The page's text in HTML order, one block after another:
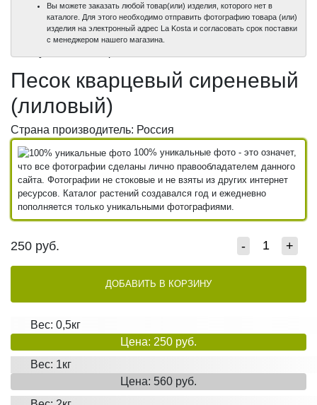
100%
Вы можете заказать любой товар(или) изделия, которого нет в
каталоге. Для этого необходимо отправить фотографию товара (или)
изделия на электронный адрес La Kosta и согласовать срок поставки
с менеджером нашего магазина.
Песок кварцевый сиреневый
(лиловый)
Страна производитель: Россия
100% уникальные фото - это означет,
что все фотографии сделаны лично правообладателем данного
сайта. Фотографии не стоковые и не взяты из других интернет
ресурсов. Каталог растений создавался год и ежедневно
пополняется только уникальными фотографиями.
250 руб. - +
ДОБАВИТЬ В КОРЗИНУ
Вес: 0,5кг
Цена: 250 руб.
Вес: 1кг
Цена: 560 руб.